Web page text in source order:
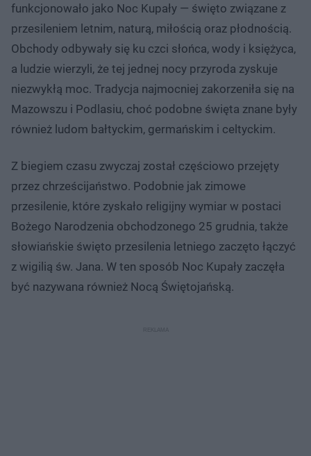
funkcjonowało jako Noc Kupały — święto związane z
przesileniem letnim, naturą, miłością oraz płodnością.
Obchody odbywały się ku czci słońca, wody i księżyca,
a ludzie wierzyli, że tej jednej nocy przyroda zyskuje
niezwykłą moc. Tradycja najmocniej zakorzeniła się na
Mazowszu i Podlasiu, choć podobne święta znane były
również ludom bałtyckim, germańskim i celtyckim.
Z biegiem czasu zwyczaj został częściowo przejęty
przez chrześcijaństwo. Podobnie jak zimowe
przesilenie, które zyskało religijny wymiar w postaci
Bożego Narodzenia obchodzonego 25 grudnia, także
słowiańskie święto przesilenia letniego zaczęto łączyć
z wigilią św. Jana. W ten sposób Noc Kupały zaczęła
być nazywana również Nocą Świętojańską.